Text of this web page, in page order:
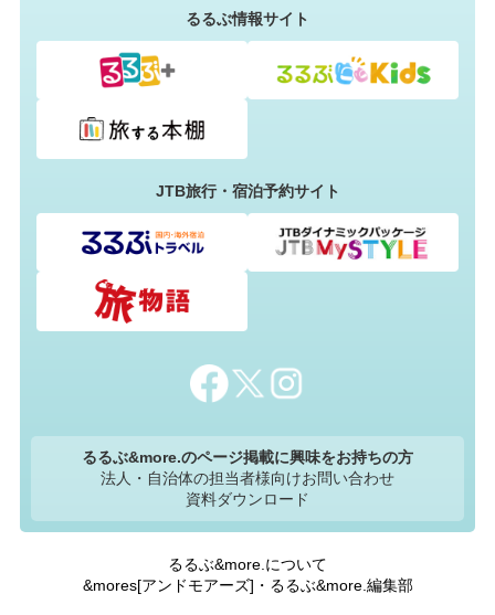
るるぶ情報サイト
JTB旅行・宿泊予約サイト
るるぶ&more.のページ掲載に興味をお持ちの方
法人・自治体の担当者様向けお問い合わせ
資料ダウンロード
るるぶ&more.について
&mores[アンドモアーズ]・るるぶ&more.編集部